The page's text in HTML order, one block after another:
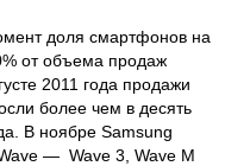
доля смартфонов на
от объема продаж
2011 года продажи
более чем в десять
В ноябре Samsung
— Wave 3, Wave M